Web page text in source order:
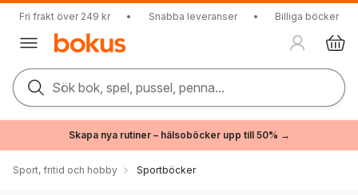
Fri frakt över 249 kr • Snabba leveranser • Billiga böcker
Sök bok, spel, pussel, penna...
Skapa nya rutiner – hälsoböcker upp till 50% →
Sport, fritid och hobby Sportböcker